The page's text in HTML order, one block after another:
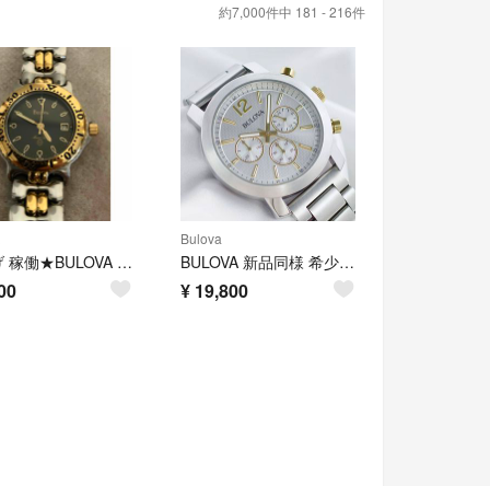
約7,000件中 181 - 216件
値下げ 稼働★BULOVA ブローバ マリーンスター レディース腕時計 電池新品
Bulova
BULOVA 新品同様 希少 クロノグラフ 98A141 シルバー メンズ
¥ 19,800